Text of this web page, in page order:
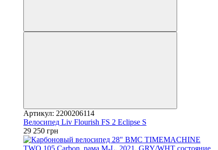
Артикул: 2200206114
Велосипед Liv Flourish FS 2 Eclipse S
29 250 грн